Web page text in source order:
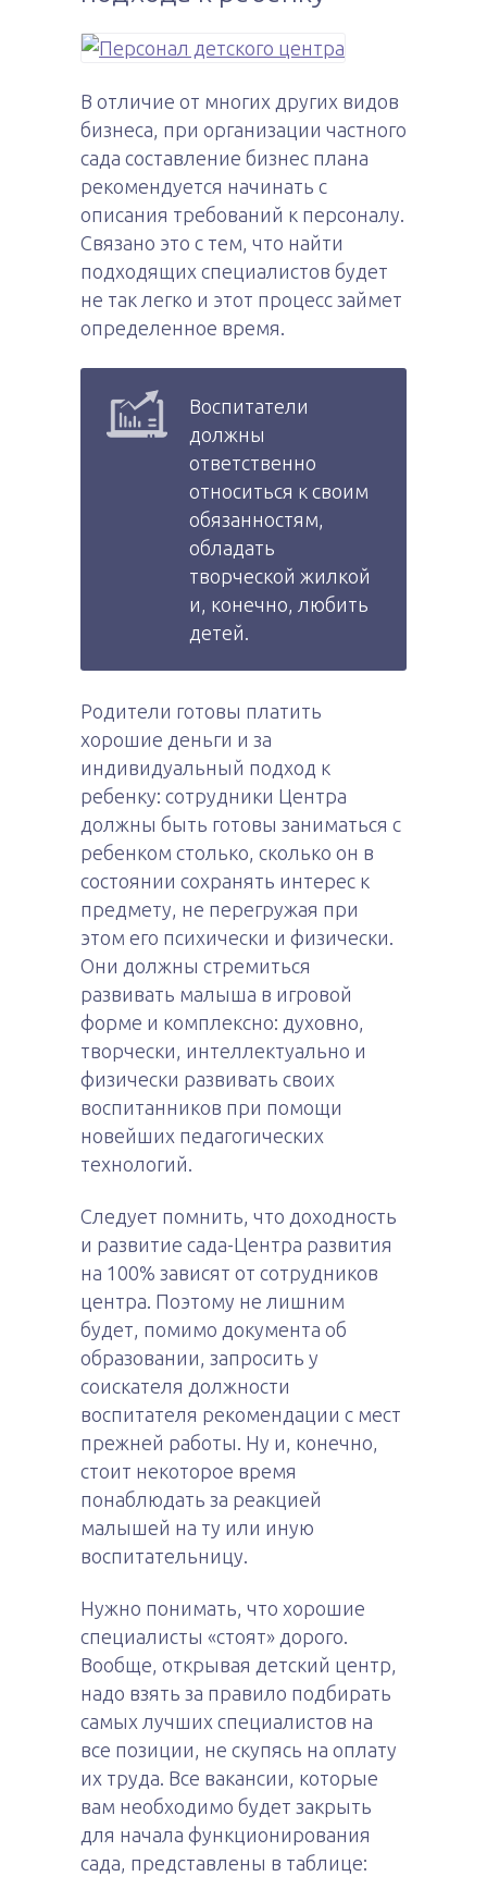
В отличие от многих других видов
бизнеса, при организации частного
сада составление бизнес плана
рекомендуется начинать с
описания требований к персоналу.
Связано это с тем, что найти
подходящих специалистов будет
не так легко и этот процесс займет
определенное время.
Воспитатели
должны
ответственно
относиться к своим
обязанностям,
обладать
творческой жилкой
и, конечно, любить
детей.
Родители готовы платить
хорошие деньги и за
индивидуальный подход к
ребенку: сотрудники Центра
должны быть готовы заниматься с
ребенком столько, сколько он в
состоянии сохранять интерес к
предмету, не перегружая при
этом его психически и физически.
Они должны стремиться
развивать малыша в игровой
форме и комплексно: духовно,
творчески, интеллектуально и
физически развивать своих
воспитанников при помощи
новейших педагогических
технологий.
Следует помнить, что доходность
и развитие сада-Центра развития
на 100% зависят от сотрудников
центра. Поэтому не лишним
будет, помимо документа об
образовании, запросить у
соискателя должности
воспитателя рекомендации с мест
прежней работы. Ну и, конечно,
стоит некоторое время
понаблюдать за реакцией
малышей на ту или иную
воспитательницу.
Нужно понимать, что хорошие
специалисты «стоят» дорого.
Вообще, открывая детский центр,
надо взять за правило подбирать
самых лучших специалистов на
все позиции, не скупясь на оплату
их труда. Все вакансии, которые
вам необходимо будет закрыть
для начала функционирования
сада, представлены в таблице: